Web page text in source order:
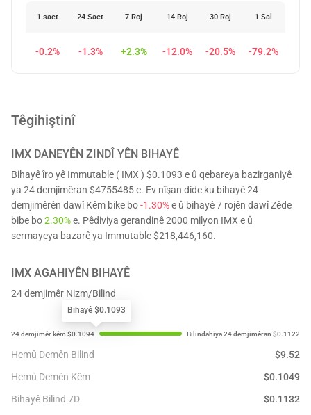
1 saet 24 Saet 7 Roj 14 Roj 30 Roj 1 Sal
-0.2% -1.3% +2.3% -12.0% -20.5% -79.2%
Têgihiştinî
IMX DANEYÊN ZINDÎ YÊN BIHAYÊ
Bihayê îro yê Immutable ( IMX ) $0.1093 e û qebareya bazirganiyê
ya 24 demjimêran $4755485 e. Ev nîşan dide ku bihayê 24
demjimêrên dawî Kêm bike bo-1.30%e û bihayê 7 rojên dawî Zêde
bibe bo2.30%e. Pêdiviya gerandinê 2000 milyon IMX e û
sermayeya bazarê ya Immutable $218,446,160.
IMX AGAHIYÊN BIHAYÊ
24 demjimêr Nizm/Bilind
Bihayê $0.1093
Hemû Demên Bilind $9.52
Hemû Demên Kêm
$0.1049
Bihayê Bilind 7D
$0.1132